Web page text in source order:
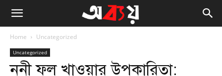
Home Uncategorized
Uncategorized
ননী ফল খাওয়ার উপকারিতা: